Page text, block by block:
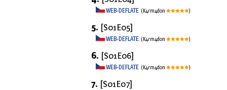
WEB-DEFLATE (K4rm4d0n )
5. [S01E05]
WEB-DEFLATE (K4rm4d0n )
6. [S01E06]
WEB-DEFLATE (K4rm4d0n )
7. [S01E07]